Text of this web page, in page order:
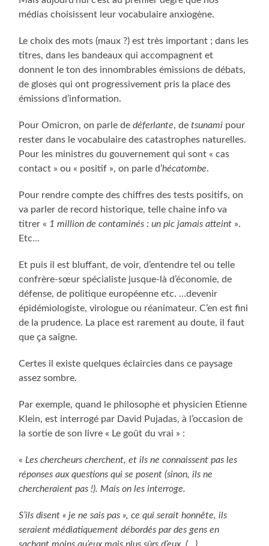
médias choisissent leur vocabulaire anxiogène.
Le choix des mots (maux ?) est très important ; dans les
titres, dans les bandeaux qui accompagnent et
donnent le ton des innombrables émissions de débats,
de gloses qui ont progressivement pris la place des
émissions d’information.
Pour Omicron, on parle dedéferlante, detsunami pour
rester dans le vocabulaire des catastrophes naturelles.
Pour les ministres du gouvernement qui sont « cas
contact » ou « positif », on parle d’hécatombe.
Pour rendre compte des chiffres des tests positifs, on
va parler de record historique, telle chaine info va
titrer « 1 million de contaminés : un pic jamais atteint ».
Etc…
Et puis il est bluffant, de voir, d’entendre tel ou telle
confrère-sœur spécialiste jusque-là d’économie, de
défense, de politique européenne etc. …devenir
épidémiologiste, virologue ou réanimateur. C’en est fini
de la prudence. La place est rarement au doute, il faut
que ça saigne.
Certes il existe quelques éclaircies dans ce paysage
assez sombre.
Par exemple, quand le philosophe et physicien Etienne
Klein, est interrogé par David Pujadas, à l’occasion de
la sortie de son livre « Le goût du vrai » :
« Les chercheurs cherchent, et ils ne connaissent pas les
réponses aux questions qui se posent (sinon, ils ne
chercheraient pas !). Mais on les interroge.
S’ils disent « je ne sais pas », ce qui serait honnête, ils
seraient médiatiquement débordés par des gens en
sachant moins qu’eux mais plus sûrs d’eux. (…)